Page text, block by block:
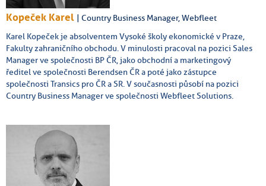
Kopeček Karel | Country Business Manager, Webfleet
Karel Kopeček je absolventem Vysoké školy ekonomické v Praze,
Fakulty zahraničního obchodu. V minulosti pracoval na pozici Sales
Manager ve společnosti BP ČR, jako obchodní a marketingový
ředitel ve společnosti Berendsen ČR a poté jako zástupce
společnosti Transics pro ČR a SR. V současnosti působí na pozici
Country Business Manager ve společnosti Webfleet Solutions.